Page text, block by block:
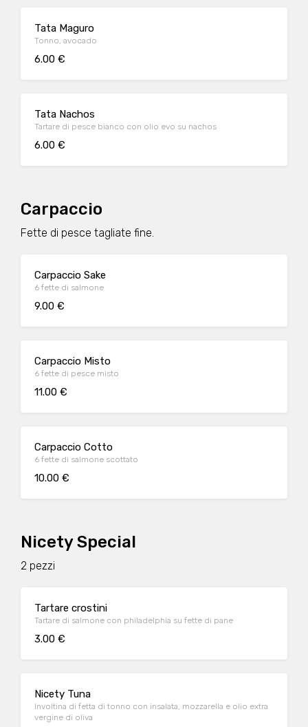
Tata Maguro
Tonno, avocado
6.00 €
Tata Nachos
Tartare di pesce bianco con olio evo su nachos
6.00 €
Carpaccio
Fette di pesce tagliate fine.
Carpaccio Sake
6 fette di salmone
9.00 €
Carpaccio Misto
6 fette di pesce misto
11.00 €
Carpaccio Cotto
6 fette di salmone scottato
10.00 €
Nicety Special
2 pezzi
Tartare crostini
Tartare di salmone con philadelphia su fette di pane
3.00 €
Nicety Tuna
Involtina di fetta di tonno con insalata, mozzarella e olio extra
vergine di oliva